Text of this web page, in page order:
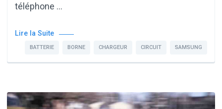
téléphone …
Lire la Suite
BATTERIE BORNE CHARGEUR CIRCUIT SAMSUNG